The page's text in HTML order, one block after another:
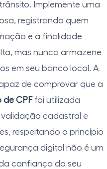
Implemente uma
registrando quem
e a finalidade
mas nunca armazene
em seu banco local. A
de comprovar que a
de CPF foi utilizada
cadastral e
respeitando o princípio
digital não é um
confiança do seu